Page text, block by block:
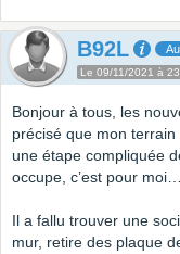
B92L
Le 09/11/2021 à
Bonjour à tous, les
précisé que mon terrain
une étape compliquée
occupe, c’est pour moi…
Il a fallu trouver une
mur, retire des plaque